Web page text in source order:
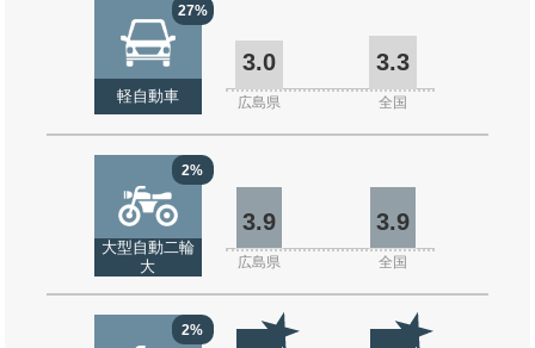
27%
軽自動車
3.0 3.3
広島県 全国
2%
大型自動二輪
大
3.9 3.9
広島県 全国
2%